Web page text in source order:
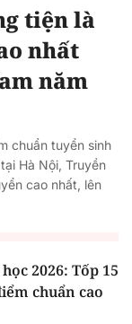
tiện là
nhất
năm
chuẩn tuyển sinh
Hà Nội, Truyền
cao nhất, lên
2026: Tốp 15
chuẩn cao